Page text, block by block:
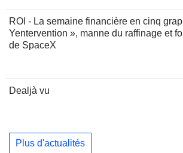
ROI - La semaine financière en cinq
Yentervention », manne du raffinage et
de SpaceX
Dealjà vu
Plus d'actualités